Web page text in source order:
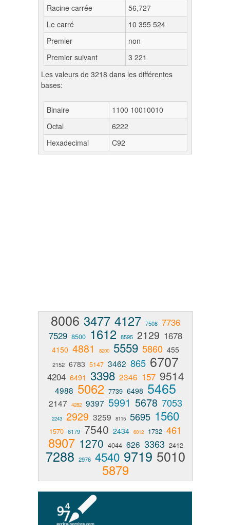
Racine carrée
56,727
Le carré
10 355 524
Premier
non
Premier suivant
3 221
Les valeurs de 3218 dans les différentes
bases:
Binaire
1100 10010010
Octal
6222
Hexadecimal
C92
8006 3477 4127 7508 7736
7529 8500 1612 8595 2129 1678
4150 4881 8200 5559 5860 455
2152 6783 5147 3462 865 6707
4204 6491 3398 2346 157 9514
4988 5062 7739 6498 5465
2147 4282 9397 5991 5678 7053
2243 2929 3259 8115 5695 1560
1570 6179 7540 2434 6012 1732 461
8907 1270 4044 626 3363 2412
7288 2976 4540 9719 5010
5879